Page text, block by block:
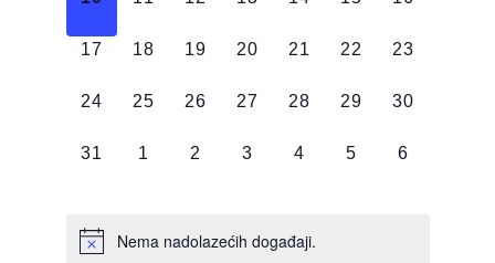
0
17
0
18
0
19
0
20
0
21
0
22
0
23
0
24
0
25
0
26
0
27
0
28
0
29
0
30
0
31
0
1
0
2
0
3
0
4
0
5
0
6
Nema nadolazećih događaji.